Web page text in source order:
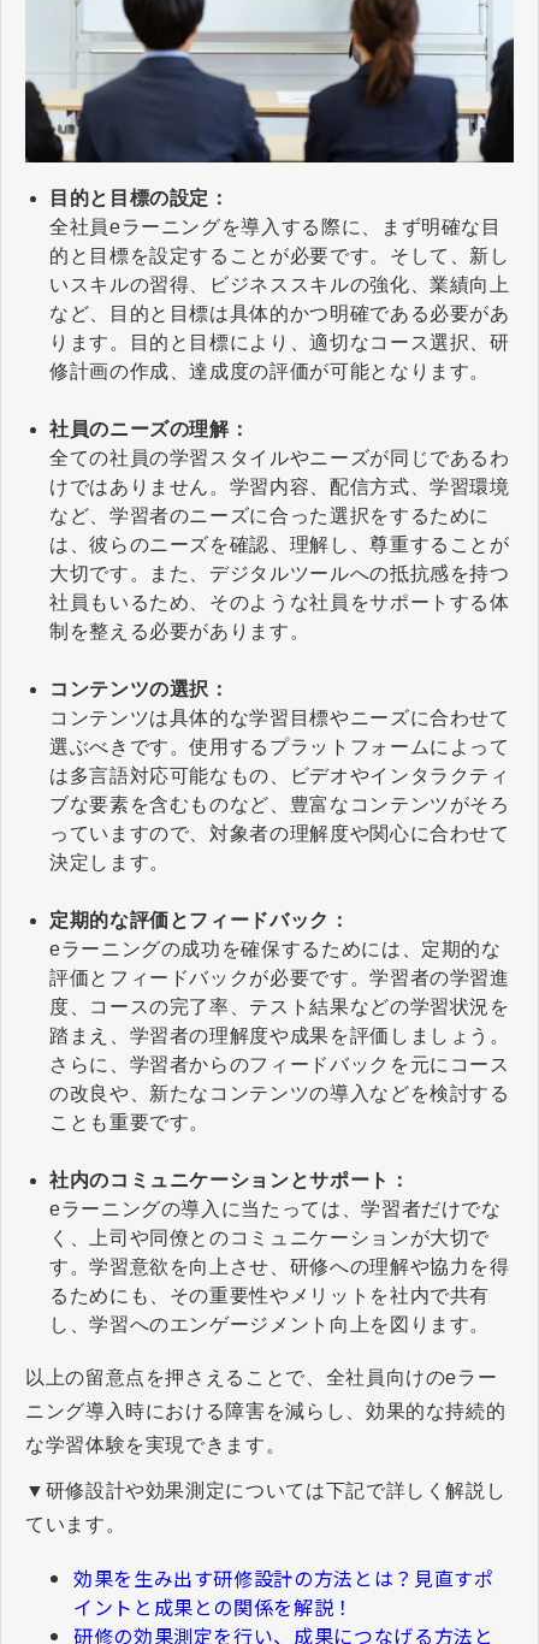
目的と目標の設定：
全社員eラーニングを導入する際に、まず明確な目
的と目標を設定することが必要です。そして、新し
いスキルの習得、ビジネススキルの強化、業績向上
など、目的と目標は具体的かつ明確である必要があ
ります。目的と目標により、適切なコース選択、研
修計画の作成、達成度の評価が可能となります。
社員のニーズの理解：
全ての社員の学習スタイルやニーズが同じであるわ
けではありません。学習内容、配信方式、学習環境
など、学習者のニーズに合った選択をするために
は、彼らのニーズを確認、理解し、尊重することが
大切です。また、デジタルツールへの抵抗感を持つ
社員もいるため、そのような社員をサポートする体
制を整える必要があります。
コンテンツの選択：
コンテンツは具体的な学習目標やニーズに合わせて
選ぶべきです。使用するプラットフォームによって
は多言語対応可能なもの、ビデオやインタラクティ
ブな要素を含むものなど、豊富なコンテンツがそろ
っていますので、対象者の理解度や関心に合わせて
決定します。
定期的な評価とフィードバック：
eラーニングの成功を確保するためには、定期的な
評価とフィードバックが必要です。学習者の学習進
度、コースの完了率、テスト結果などの学習状況を
踏まえ、学習者の理解度や成果を評価しましょう。
さらに、学習者からのフィードバックを元にコース
の改良や、新たなコンテンツの導入などを検討する
ことも重要です。
社内のコミュニケーションとサポート：
eラーニングの導入に当たっては、学習者だけでな
く、上司や同僚とのコミュニケーションが大切で
す。学習意欲を向上させ、研修への理解や協力を得
るためにも、その重要性やメリットを社内で共有
し、学習へのエンゲージメント向上を図ります。
以上の留意点を押さえることで、全社員向けのeラー
ニング導入時における障害を減らし、効果的な持続的
な学習体験を実現できます。
▼研修設計や効果測定については下記で詳しく解説し
ています。
効果を生み出す研修設計の方法とは？見直すポ
イントと成果との関係を解説！
研修の効果測定を行い、成果につなげる方法と